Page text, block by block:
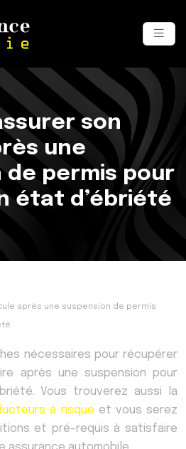
son
une
de permis pour
état d’ébriété
après une suspension de permis
nécessaires pour récupérer
après une suspension pour
Vous trouverez aussi la
à risque et vous serez
et pré-requis à satisfaire